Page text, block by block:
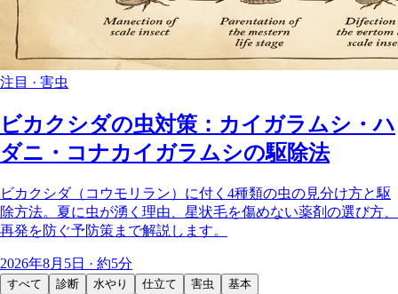
注目 · 害虫
ビカクシダの虫対策：カイガラムシ・ハ
ダニ・コナカイガラムシの駆除法
ビカクシダ（コウモリラン）に付く4種類の虫の見分け方と駆
除方法。夏に虫が湧く理由、星状毛を傷めない薬剤の選び方、
再発を防ぐ予防策まで解説します。
2026年8月5日 · 約5分
すべて 診断 水やり 仕立て 害虫 基本